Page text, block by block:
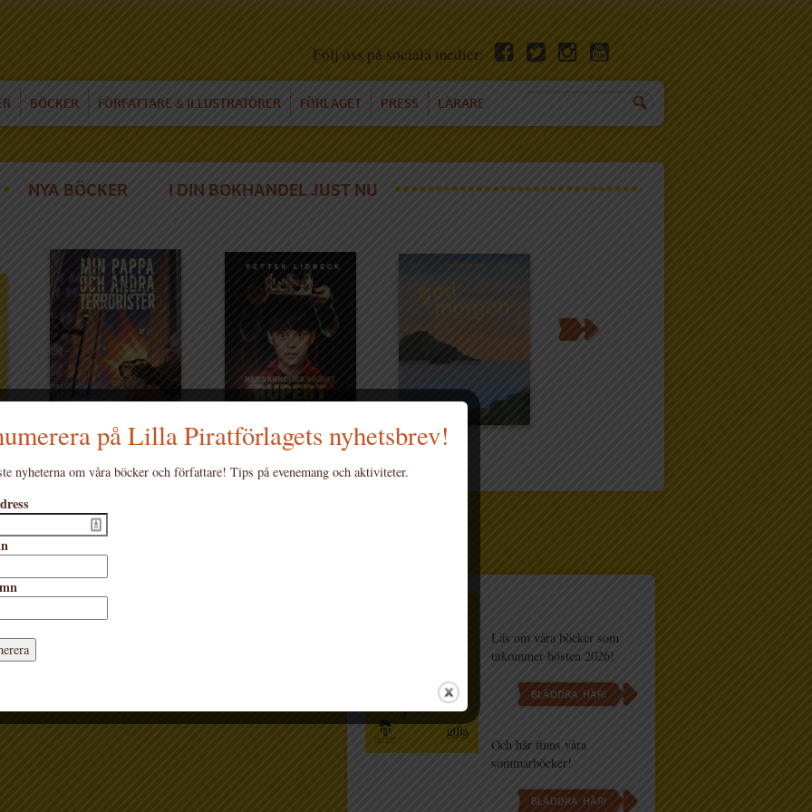
Följ oss på sociala medier:
BÖCKER FÖRFATTARE & ILLUSTRATÖRER FÖRLAGET PRESS LÄRARE
NYA BÖCKER I DIN BOKHANDEL JUST NU
bokOm det var krig i Norden
lärarhandledning.
Läs om våra böcker som
utkommer hösten 2026!
BLÄDDRA HÄR!
Och här finns våra
sommarböcker!
BLÄDDRA HÄR!
på Lilla Piratförlagets nyhetsbrev!
nyheterna om våra böcker och författare! Tips på evenemang och aktiviteter.